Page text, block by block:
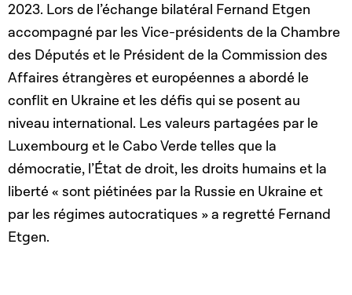
2023. Lors de l’échange bilatéral Fernand Etgen
accompagné par les Vice-présidents de la Chambre
des Députés et le Président de la Commission des
Affaires étrangères et européennes a abordé le
conflit en Ukraine et les défis qui se posent au
niveau international. Les valeurs partagées par le
Luxembourg et le Cabo Verde telles que la
démocratie, l’État de droit, les droits humains et la
liberté « sont piétinées par la Russie en Ukraine et
par les régimes autocratiques » a regretté Fernand
Etgen.